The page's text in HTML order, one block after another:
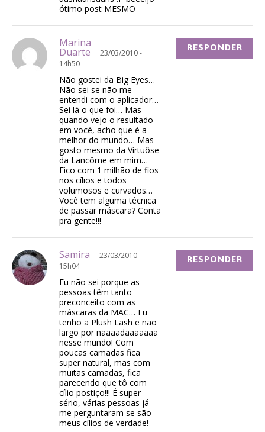
ótimo post MESMO
Marina
Duarte
23/03/2010 -
14h50
Não gostei da Big Eyes…
Não sei se não me
entendi com o aplicador…
Sei lá o que foi… Mas
quando vejo o resultado
em você, acho que é a
melhor do mundo… Mas
gosto mesmo da Virtuôse
da Lancôme em mim…
Fico com 1 milhão de fios
nos cílios e todos
volumosos e curvados…
Você tem alguma técnica
de passar máscara? Conta
pra gente!!!
RESPONDER
Samira
23/03/2010 -
15h04
Eu não sei porque as
pessoas têm tanto
preconceito com as
máscaras da MAC… Eu
tenho a Plush Lash e não
largo por naaaadaaaaaaa
nesse mundo! Com
poucas camadas fica
super natural, mas com
muitas camadas, fica
parecendo que tô com
cílio postiço!!! É super
sério, várias pessoas já
me perguntaram se são
meus cílios de verdade!
RESPONDER